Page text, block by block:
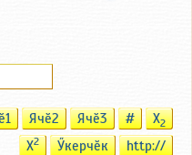
Ячӗ2 Ячӗ3 # X2
X2 Ӳкерчӗк http://